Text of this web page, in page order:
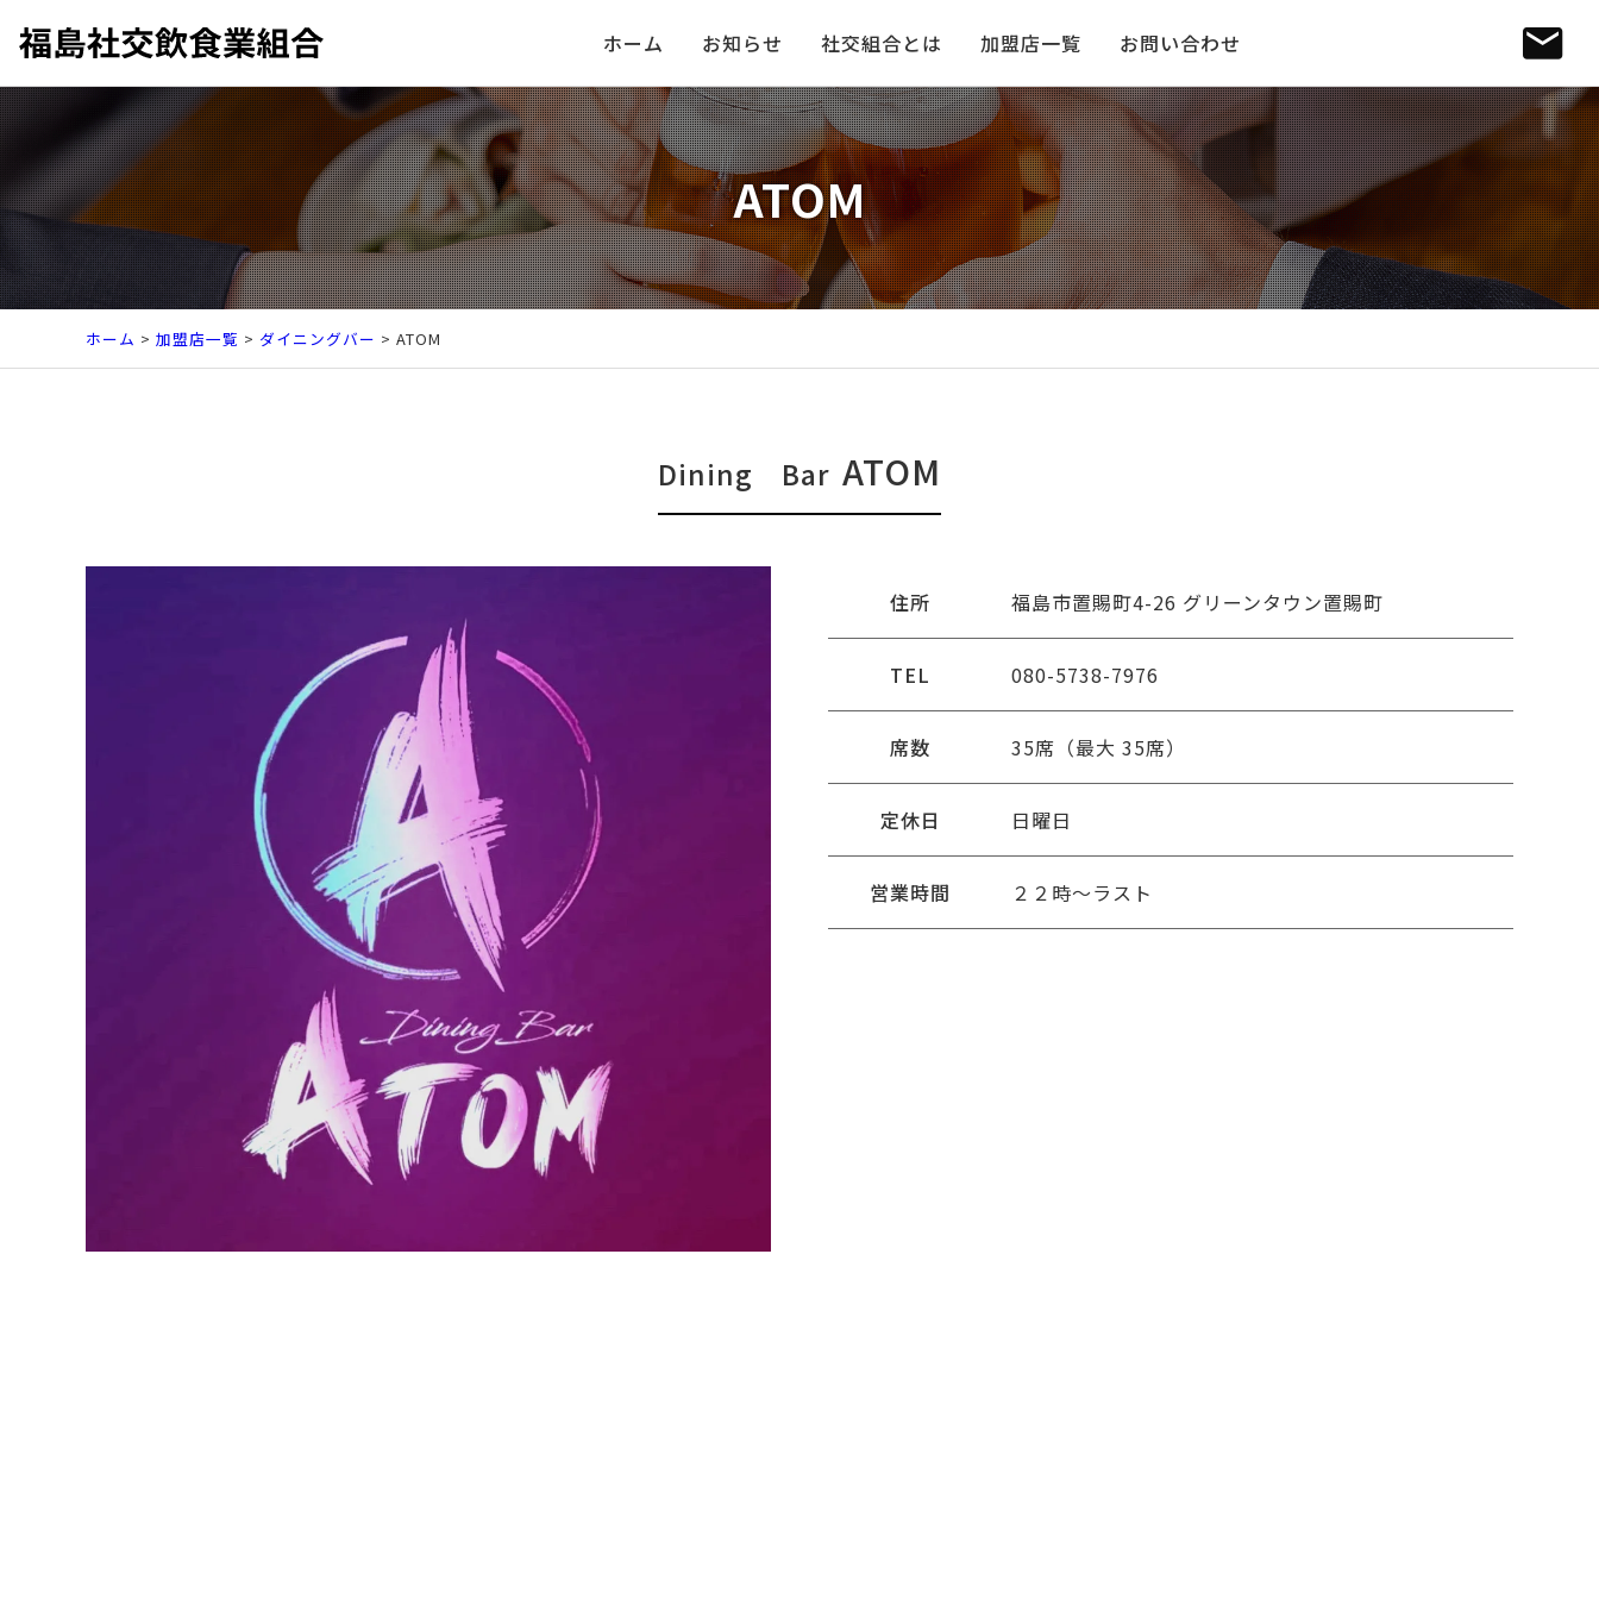
ホーム お知らせ 社交組合とは 加盟店一覧 お問い合わせ
ATOM
ホーム > 加盟店一覧 > ダイニングバー > ATOM
Dining Bar ATOM
住所 福島市置賜町4-26 グリーンタウン置賜町
TEL 080-5738-7976
席数 35席（最大 35席）
定休日 日曜日
営業時間 ２２時～ラスト